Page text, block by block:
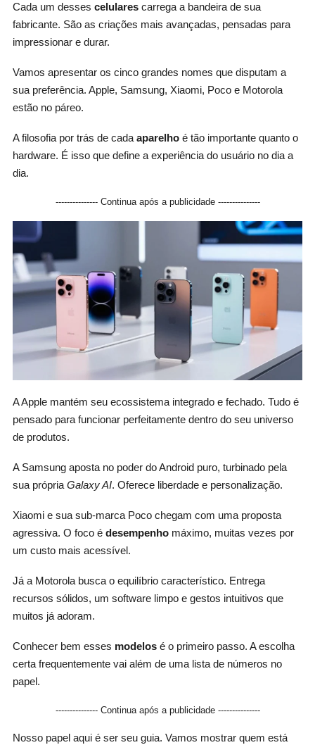
Cada um desses celularescarrega a bandeira de sua
fabricante. São as criações mais avançadas, pensadas para
impressionar e durar.
Vamos apresentar os cinco grandes nomes que disputam a
sua preferência. Apple, Samsung, Xiaomi, Poco e Motorola
estão no páreo.
A filosofia por trás de cada aparelhoé tão importante quanto o
hardware. É isso que define a experiência do usuário no dia a
dia.
--------------- Continua após a publicidade ---------------
A Apple mantém seu ecossistema integrado e fechado. Tudo é
pensado para funcionar perfeitamente dentro do seu universo
de produtos.
A Samsung aposta no poder do Android puro, turbinado pela
sua própria Galaxy AI. Oferece liberdade e personalização.
Xiaomi e sua sub-marca Poco chegam com uma proposta
agressiva. O foco é desempenhomáximo, muitas vezes por
um custo mais acessível.
Já a Motorola busca o equilíbrio característico. Entrega
recursos sólidos, um software limpo e gestos intuitivos que
muitos já adoram.
Conhecer bem esses modelosé o primeiro passo. A escolha
certa frequentemente vai além de uma lista de números no
papel.
--------------- Continua após a publicidade ---------------
Nosso papel aqui é ser seu guia. Vamos mostrar quem está